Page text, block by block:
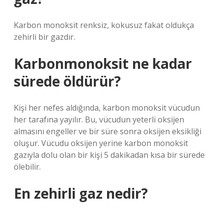
Karbon monoksit renksiz, kokusuz fakat oldukça
zehirli bir gazdır.
Karbonmonoksit ne kadar
sürede öldürür?
Kişi her nefes aldığında, karbon monoksit vücudun
her tarafına yayılır. Bu, vücudun yeterli oksijen
almasını engeller ve bir süre sonra oksijen eksikliği
oluşur. Vücudu oksijen yerine karbon monoksit
gazıyla dolu olan bir kişi 5 dakikadan kısa bir sürede
ölebilir.
En zehirli gaz nedir?